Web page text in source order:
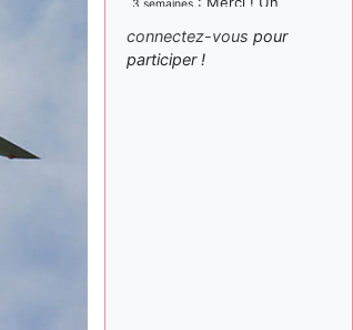
3 semaines
paxwax il y a 1 mois, 3 semaines
connectez-vous pour
participer !